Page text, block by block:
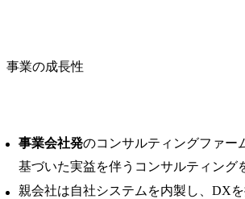
事業の成長性
事業会社発のコンサルティングファー
基づいた実益を伴うコンサルティング
親会社は自社システムを内製し、DX